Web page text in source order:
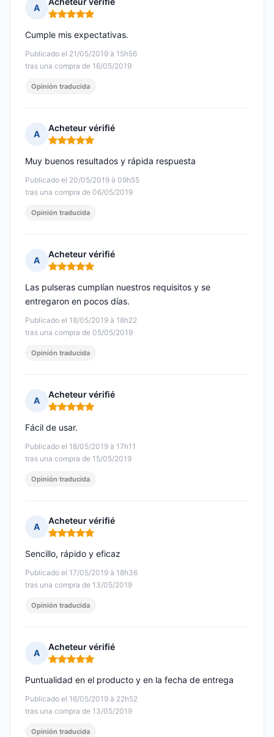
A
Nota: 5 de 5
Publicado el 21/05/2019 à 15h56
tras una compra de 16/05/2019
Cumple mis expectativas.
Opinión traducida
A
Acheteur vérifié
Nota: 5 de 5
Publicado el 20/05/2019 à 09h55
tras una compra de 06/05/2019
Muy buenos resultados y rápida respuesta
Opinión traducida
A
Acheteur vérifié
Nota: 5 de 5
Publicado el 18/05/2019 à 18h22
tras una compra de 05/05/2019
Las pulseras cumplían nuestros requisitos y se
entregaron en pocos días.
Opinión traducida
A
Acheteur vérifié
Nota: 5 de 5
Publicado el 18/05/2019 à 17h11
tras una compra de 15/05/2019
Fácil de usar.
Opinión traducida
A
Acheteur vérifié
Nota: 5 de 5
Publicado el 17/05/2019 à 18h36
tras una compra de 13/05/2019
Sencillo, rápido y eficaz
Opinión traducida
A
Acheteur vérifié
Nota: 5 de 5
Publicado el 16/05/2019 à 22h52
tras una compra de 13/05/2019
Puntualidad en el producto y en la fecha de entrega
Opinión traducida